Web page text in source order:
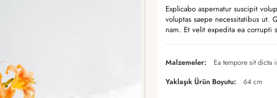
Explicabo aspernatur suscipit
voluptas saepe necessitatibus
nam. Et velit expedita ea corrupti
Malzemeler:
Ea tempore sit dicta
Yaklaşık Ürün Boyutu:
64 cm